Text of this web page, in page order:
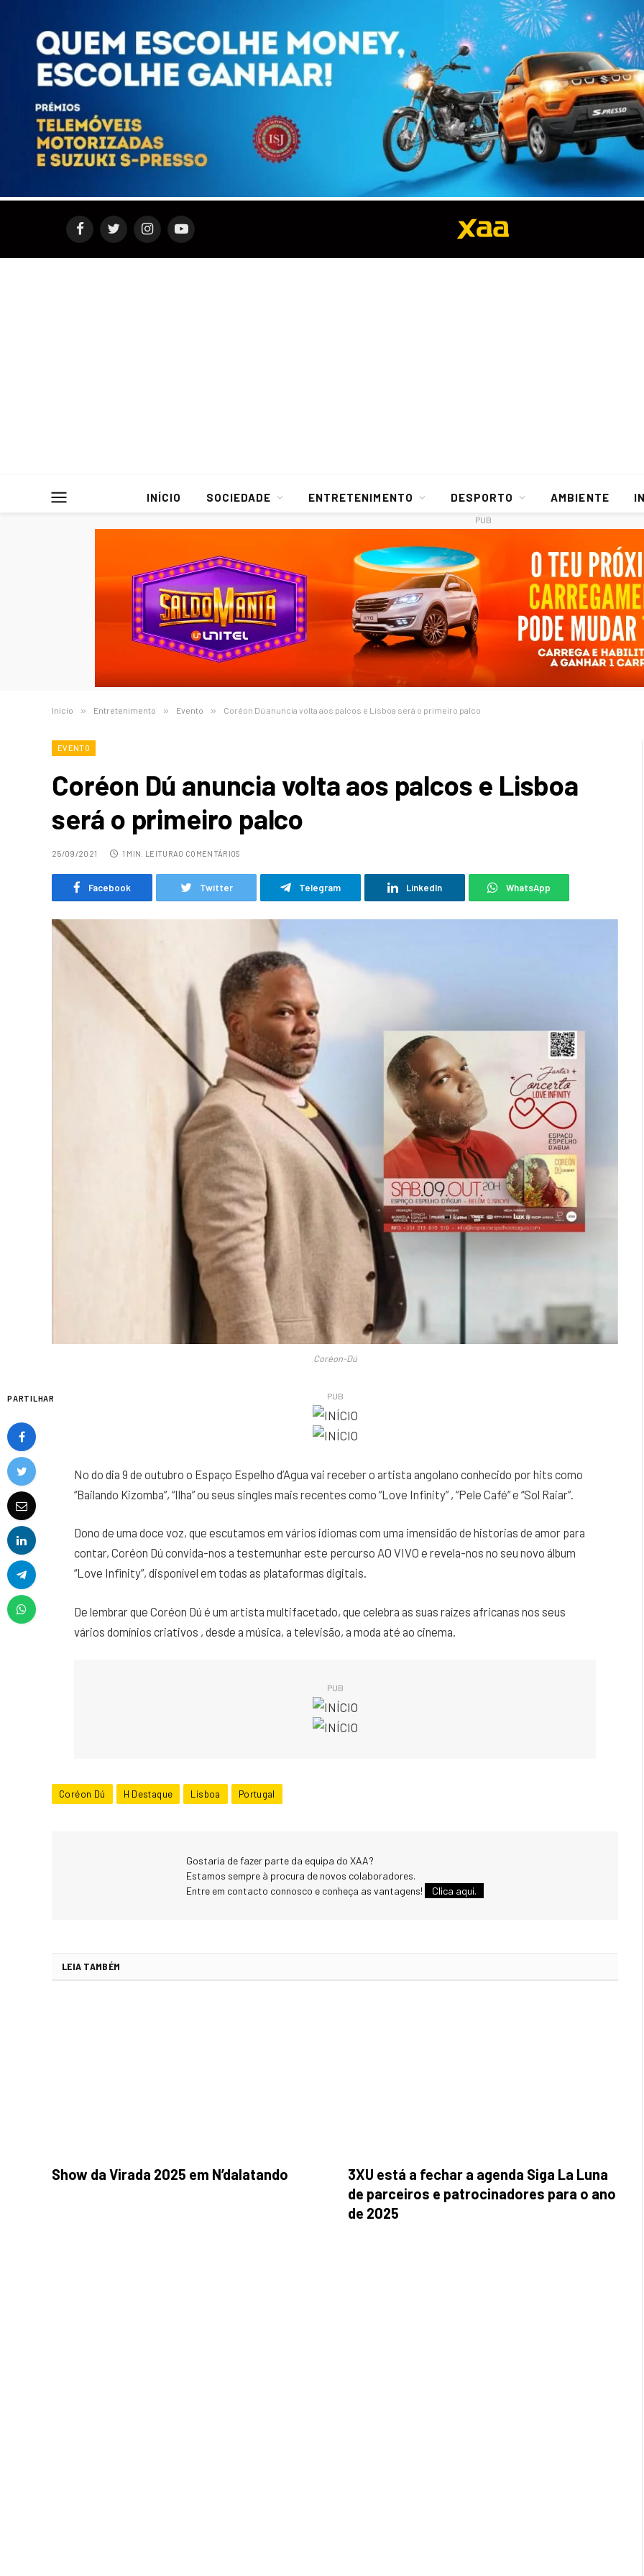
FacebookTwitterInstagramYouTube
INÍCIO SOCIEDADE ENTRETENIMENTO DESPORTO AMBIENTE
PUB
Início » Entretenimento » Evento » Coréon Dú anuncia volta aos palcos e Lisboa será o primeiro palco
EVENTO
Coréon Dú anuncia volta aos palcos e Lisboa
será o primeiro palco
25/09/2021 1 MIN. LEITURA0 COMENTÁRIOS
Facebook Twitter Telegram LinkedIn WhatsApp
Coréon-Dú
PARTILHAR PUB
No do dia 9 de outubro o Espaço Espelho d’Agua vai receber o artista angolano conhecido por hits como
“Bailando Kizomba”, “Ilha” ou seus singles mais recentes como “Love Infinity” , “Pele Café“ e “Sol Raiar”.
Dono de uma doce voz, que escutamos em vários idiomas com uma imensidão de historias de amor para
contar, Coréon Dú convida-nos a testemunhar este percurso AO VIVO e revela-nos no seu novo álbum
“Love Infinity”, disponível em todas as plataformas digitais.
De lembrar que Coréon Dú é um artista multifacetado, que celebra as suas raízes africanas nos seus
vários domínios criativos , desde a música, a televisão, a moda até ao cinema.
PUB
Coréon Dú H Destaque Lisboa Portugal
Gostaria de fazer parte da equipa do XAA?
Estamos sempre à procura de novos colaboradores.
Entre em contacto connosco e conheça as vantagens!
Clica aqui.
LEIA TAMBÉM
Show da Virada 2025 em N’dalatando
3XU está a fechar a agenda Siga La Luna
de parceiros e patrocinadores para o ano
de 2025